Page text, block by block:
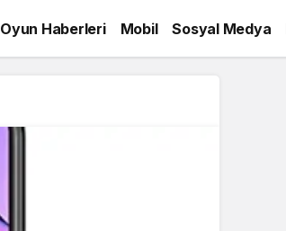
Oyun Haberleri Mobil Sosyal Medya